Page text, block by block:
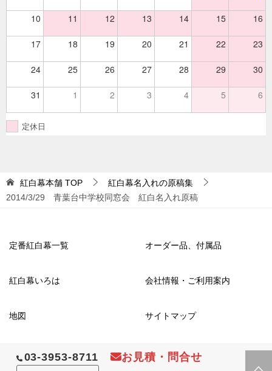
10 11 12 13 14 15 16
17 18 19 20 21 22 23
24 25 26 27 28 29 30
31 1 2 3 4 5 6
定休日
紅白幕本舗 TOP
紅白幕名入れの原稿集
2014/3/29 青葉台中学校同窓会 紅白名入れ原稿
定番紅白幕一覧 オーダー品、付属品
紅白幕いろは 会社情報・ご利用案内
地図 サイトマップ
© 2016 紅白幕本舗
03-3953-8711 お見積・問合せ